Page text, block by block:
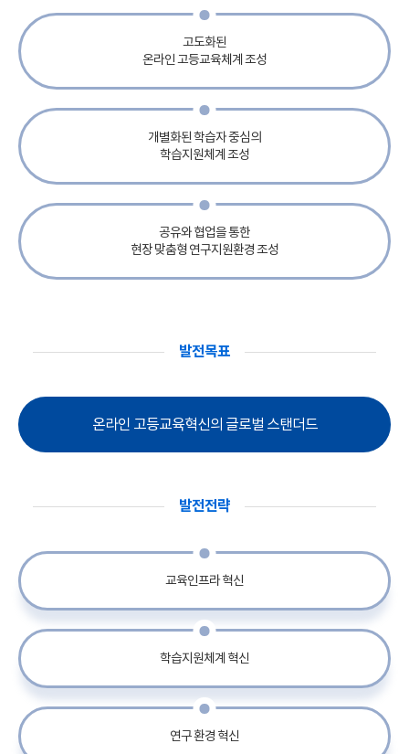
고도화된
온라인 고등교육체계 조성
개별화된 학습자 중심의
학습지원체계 조성
공유와 협업을 통한
현장 맞춤형 연구지원환경 조성
발전목표
온라인 고등교육혁신의 글로벌 스탠더드
발전전략
교육인프라 혁신
학습지원체계 혁신
연구 환경 혁신